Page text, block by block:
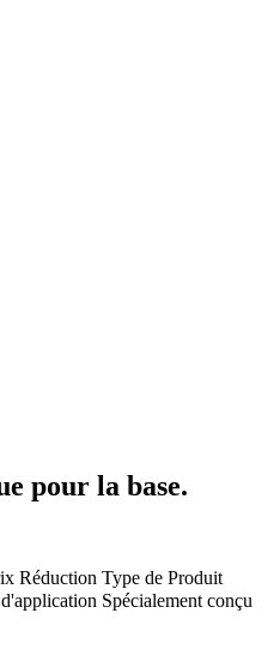
pour la base.
Réduction Type de Produit
Spécialement conçu